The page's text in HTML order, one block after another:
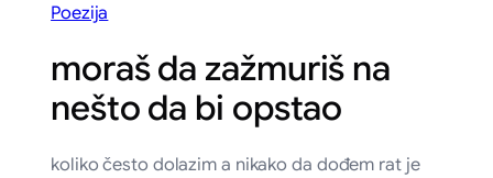
Poezija
moraš da zažmuriš na
nešto da bi opstao
koliko često dolazim a nikako da dođem rat je